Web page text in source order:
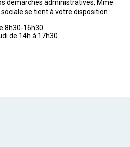
démarches administratives, Mme
se tient à votre disposition :
8h30-16h30
de 14h à 17h30